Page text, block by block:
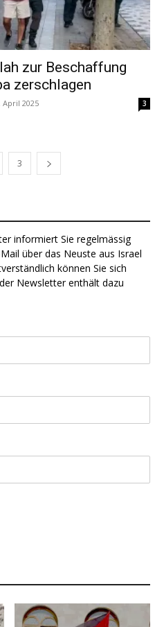
zur Beschaffung
zerschlagen
April 2025 3
3
informiert Sie regelmässig
über das Neuste aus Israel
können Sie sich
Newsletter enthält dazu